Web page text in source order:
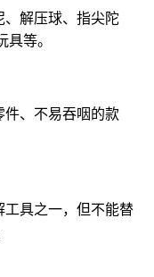
解压球、指尖陀
具等。
、不易吞咽的款
具之一，但不能替